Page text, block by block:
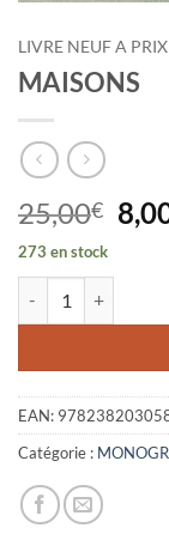
LIVRE NEUF A
MAISONS
25,00€ Le
prix
273 en stock
EAN:
Catégorie :